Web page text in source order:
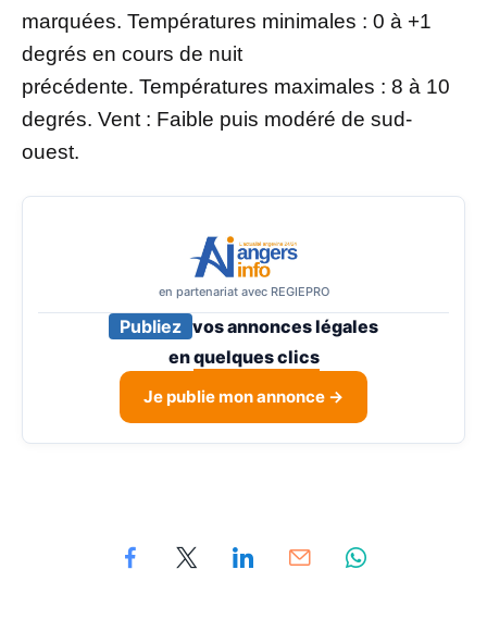
marquées. Températures minimales : 0 à +1
degrés en cours de nuit
précédente. Températures maximales : 8 à 10
degrés. Vent : Faible puis modéré de sud-
ouest.
en partenariat avec REGIEPRO
Publiez vos annonces légales
enquelques clics
Je publie mon annonce →